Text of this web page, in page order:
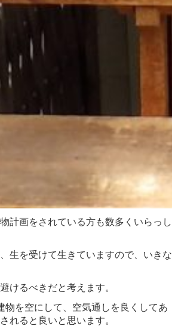
計画をされている方も数多くいらっし
生を受けて生きていますので、いきな
けるべきだと考えます。
物を空にして、空気通しを良くしてあ
れると良いと思います。